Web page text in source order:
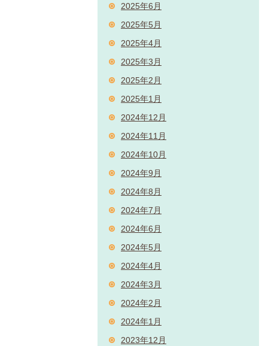
2025年6月
2025年5月
2025年4月
2025年3月
2025年2月
2025年1月
2024年12月
2024年11月
2024年10月
2024年9月
2024年8月
2024年7月
2024年6月
2024年5月
2024年4月
2024年3月
2024年2月
2024年1月
2023年12月